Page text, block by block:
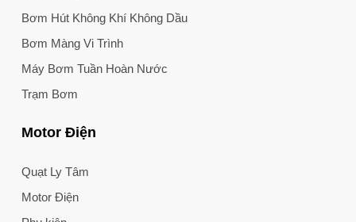
Bơm Hút Không Khí Không Dầu
Bơm Màng Vi Trình
Máy Bơm Tuần Hoàn Nước
Trạm Bơm
Motor Điện
Quạt Ly Tâm
Motor Điện